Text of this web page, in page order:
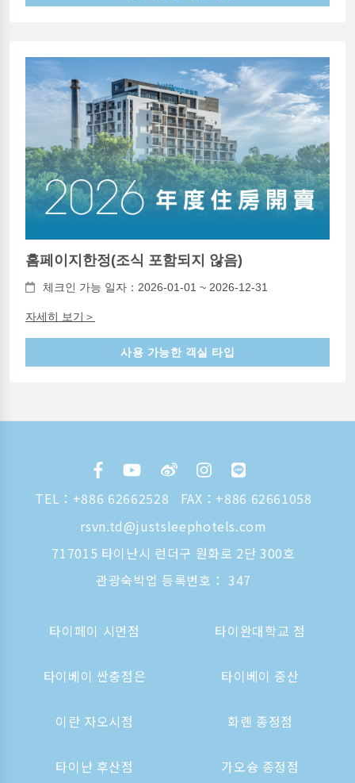
홈페이지한정(조식 포함되지 않음)
체크인 가능 일자：2026-01-01 ~ 2026-12-31
자세히 보기＞
사용 가능한 객실 타입
TEL： +886 62662528
FAX：+886 62661058
rsvn.td@justsleephotels.com
717015 타이난시 런더구 원화로 2단 300호
관광숙박업 등록번호： 347
타이페이 시먼점 타이완대학교 점
타이베이 싼충점은 타이베이 중산
이란 자오시점 화롄 종정점
타이난 후산점 가오슝 종정점